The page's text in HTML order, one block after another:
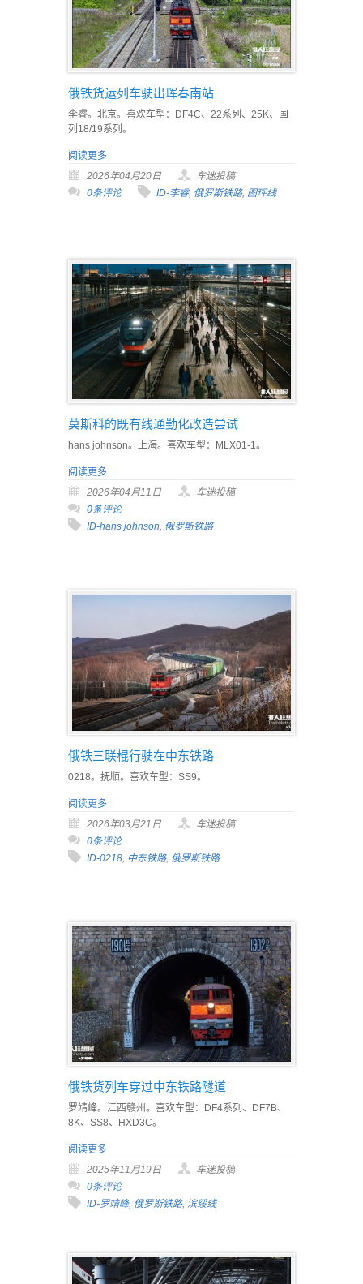
俄铁货运列车驶出珲春南站
李睿。北京。喜欢车型：DF4C、22系列、25K、国
列18/19系列。
阅读更多
2026年04月20日
车迷投稿
0条评论
ID-李睿, 俄罗斯铁路, 图珲线
莫斯科的既有线通勤化改造尝试
hans johnson。上海。喜欢车型：MLX01-1。
阅读更多
2026年04月11日
车迷投稿
0条评论
ID-hans johnson, 俄罗斯铁路
俄铁三联棍行驶在中东铁路
0218。抚顺。喜欢车型：SS9。
阅读更多
2026年03月21日
车迷投稿
0条评论
ID-0218 中东铁路, 俄罗斯铁路
俄铁货列车穿过中东铁路隧道
罗靖峰。江西赣州。喜欢车型：DF4系列、DF7B、
8K、SS8、HXD3C。
阅读更多
2025年11月19日
车迷投稿
0条评论
ID-罗靖峰, 俄罗斯铁路, 滨绥线